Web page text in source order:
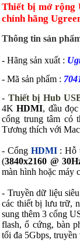
Thiết bị mở rộng
chính hãng
Thông tin sản
- Hãng sản xuất :
- Mã sản phẩm :
- Thiết bị Hub
4KHDMI, đầu
cổng trung tâm có
Tương thích với
- Cổng HDMI: Hỗ
(3840x2160 @
màn hình hoặc máy
- Truyền dữ liệu
các thiết bị lưu trữ,
sung thêm 3 cổng
flash, ổ cứng, bàn
tối đa 5Gbps,